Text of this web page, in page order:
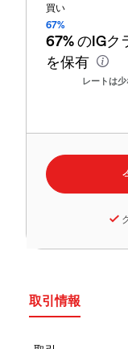
買い
67%
67%のIGク
を保有
レートは
取引情報